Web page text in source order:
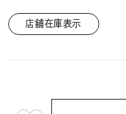
メンズ
リングサイズ
店舗在庫表示